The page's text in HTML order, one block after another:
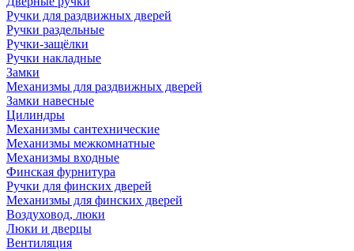
Ручки для раздвижных дверей
Ручки раздельные
Ручки-защёлки
Ручки накладные
Замки
Механизмы для раздвижных дверей
Замки навесные
Цилиндры
Механизмы сантехнические
Механизмы межкомнатные
Механизмы входные
Финская фурнитура
Ручки для финских дверей
Механизмы для финских дверей
Воздуховод, люки
Люки и дверцы
Вентиляция